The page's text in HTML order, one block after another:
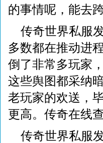
的事情呢，能去
传奇世界私服
多数都在推动进
倒了非常多玩家
这些舆图都采纳
老玩家的欢送，
更高。传奇在线
传奇世界私服